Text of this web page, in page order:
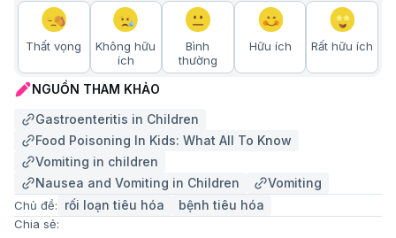
Thất vọng
Không hữu
ích
Bình
thường
Hữu ích Rất hữu ích
NGUỒN THAM KHẢO
Gastroenteritis in Children
Food Poisoning In Kids: What All To Know
Vomiting in children
Nausea and Vomiting in Children
Vomiting
Chủ đề: rối loạn tiêu hóa bệnh tiêu hóa
Chia sẻ: